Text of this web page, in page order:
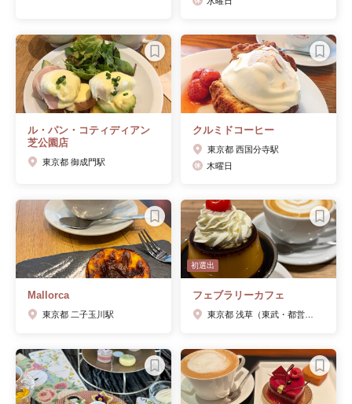
ル・パン・コティディアン
芝公園店
東京都 御成門駅
クルミドコーヒー
東京都 西国分寺駅
木曜日
Mallorca
東京都 二子玉川駅
初選出
フェブラリーカフェ